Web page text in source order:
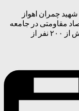
چمران اهواز
مقاومتی در جامعه
دوره «سفیران اقتصاد مقاومتی» با حضور بیش از ۲۰۰ نفر از